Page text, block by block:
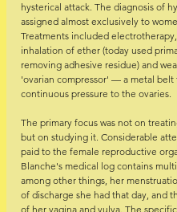
hysterical attack. The diagnosis of
assigned almost exclusively to
Treatments included
inhalation of ether (today used
removing adhesive residue) and
'ovarian compressor' — a metal belt
continuous pressure to the ovaries.
The primary focus was not on
but on studying it. Considerable
paid to the female reproductive
Blanche's medical log contains
among other things, her
of discharge she had that day, and
of her vagina and vulva. The